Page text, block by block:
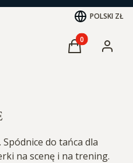
POLSKI ZŁ
Produkty w
Koszyk
do tańca dla
na scenę i na trening.